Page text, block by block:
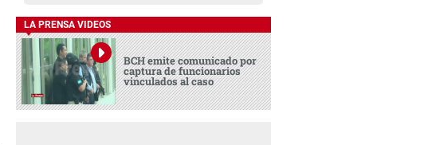
LA PRENSA VIDEOS
BCH emite comunicado por
captura de funcionarios
vinculados al caso